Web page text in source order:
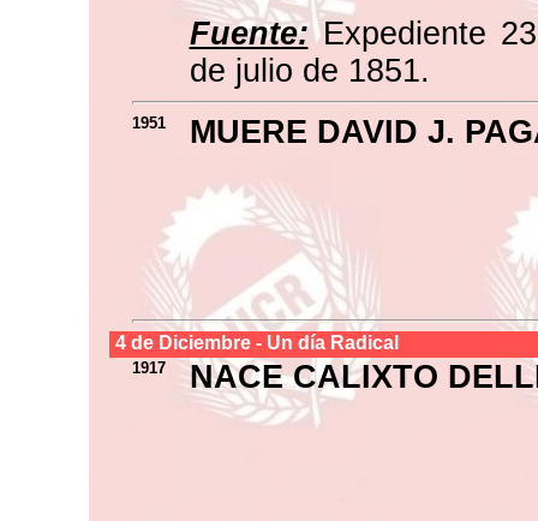
Fuente:Expediente
de julio de 1851.
1951 MUERE DAVID J.
4 de Diciembre - Un día Radical
1917 NACE CALIXTO